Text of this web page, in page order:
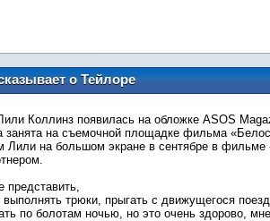
о Тейлоре
Коллинз появилась на обложке ASOS
занята на съемочной площадке фильма
Лили на большом экране в сентябре в фильме
представить,
выполнять трюки, прыгать с движущегося
по болотам ночью, но это очень здорово, мне